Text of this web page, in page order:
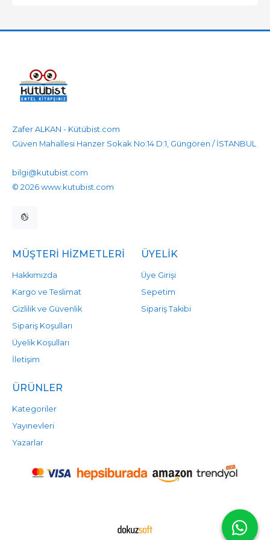
Zafer ALKAN - Kütübist.com
Güven Mahallesi Hanzer Sokak No:14 D:1, Güngören / İSTANBUL
bilgi@kutubist.com
© 2026 www.kutubist.com
MÜŞTERI HIZMETLERI
Hakkımızda
Kargo ve Teslimat
Gizlilik ve Güvenlik
Sipariş Koşulları
Üyelik Koşulları
İletişim
ÜYELIK
Üye Girişi
Sepetim
Sipariş Takibi
ÜRÜNLER
Kategoriler
Yayınevleri
Yazarlar